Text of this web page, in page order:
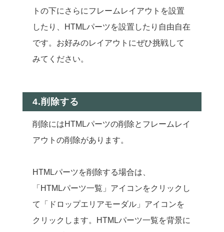
トの下にさらにフレームレイアウトを設置
したり、HTMLパーツを設置したり自由自在
です。お好みのレイアウトにぜひ挑戦して
みてください。
4.削除する
削除にはHTMLパーツの削除とフレームレイ
アウトの削除があります。
HTMLパーツを削除する場合は、
「HTMLパーツ一覧」アイコンをクリックし
て「ドロップエリアモーダル」アイコンを
クリックします。HTMLパーツ一覧を背景に